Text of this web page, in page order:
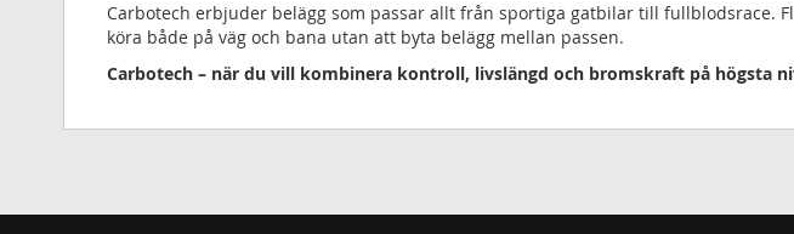
Carbotech erbjuder belägg som passar allt från sportiga gatbilar till
köra både på väg och bana utan att byta belägg mellan passen.
Carbotech – när du vill kombinera kontroll, livslängd och bromskraft på högsta